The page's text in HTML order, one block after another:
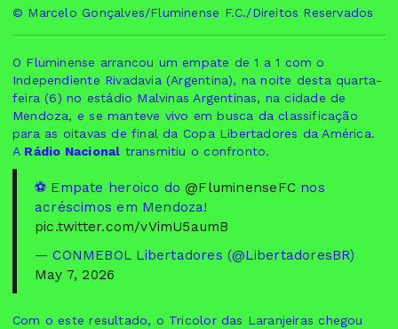
© Marcelo Gonçalves/Fluminense F.C./Direitos Reservados
O Fluminense arrancou um empate de 1 a 1 com o
Independiente Rivadavia (Argentina), na noite desta quarta-
feira (6) no estádio Malvinas Argentinas, na cidade de
Mendoza, e se manteve vivo em busca da classificação
para as oitavas de final da Copa Libertadores da América.
A Rádio Nacional transmitiu o confronto.
⚽ Empate heroico do@FluminenseFCnos
acréscimos em Mendoza!
pic.twitter.com/vVimU5aumB
— CONMEBOL Libertadores (@LibertadoresBR)
May 7, 2026
Com o este resultado, o Tricolor das Laranjeiras chegou